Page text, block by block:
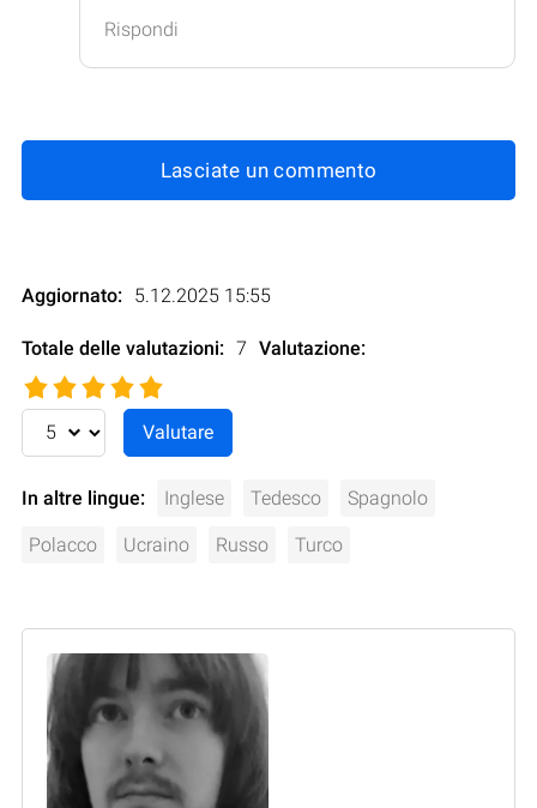
Rispondi
Lasciate un commento
Aggiornato: 5.12.2025 15:55
Totale delle valutazioni: 7 Valutazione:
In altre lingue: Inglese Tedesco Spagnolo
Polacco Ucraino Russo Turco